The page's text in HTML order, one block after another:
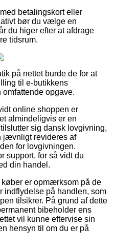
betalingskort eller
bør du vælge en
du higer efter at afdrage
tidsrum.
på nettet burde de for at
til e-butikkens
omfattende opgave.
online shoppen er
almindeligvis er en
sig dansk lovgivning,
jævnligt revideres af
for lovgivningen.
support, for så vidt du
din handel.
er opmærksom på de
på handlen, som
tilsikrer. På grund af dette
bibeholder ens
vil kunne eftervise sin
hensyn til om du er på